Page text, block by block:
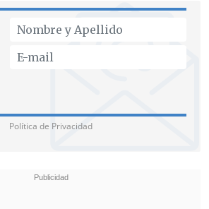
Política de Privacidad